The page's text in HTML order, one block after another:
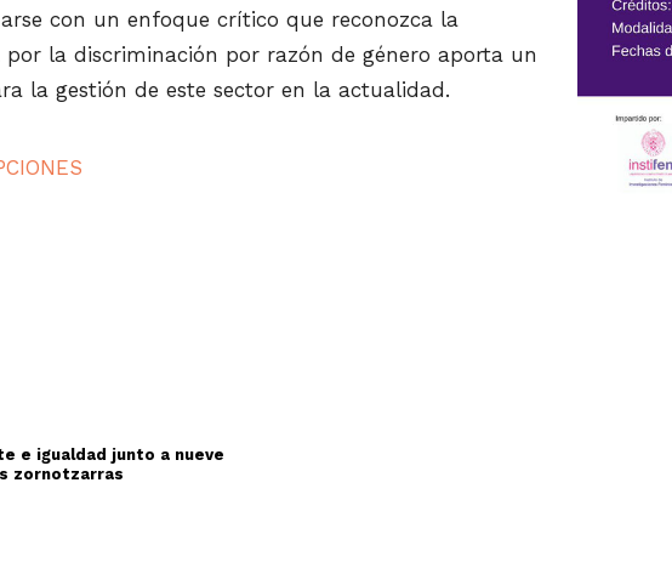
con un enfoque crítico que reconozca la
la discriminación por razón de género aporta un
la gestión de este sector en la actualidad.
e igualdad junto a nueve
zornotzarras